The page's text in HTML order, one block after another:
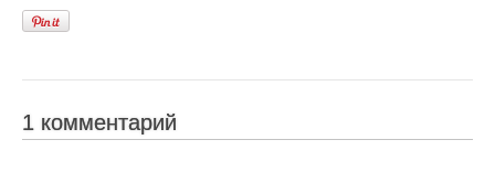
1 комментарий